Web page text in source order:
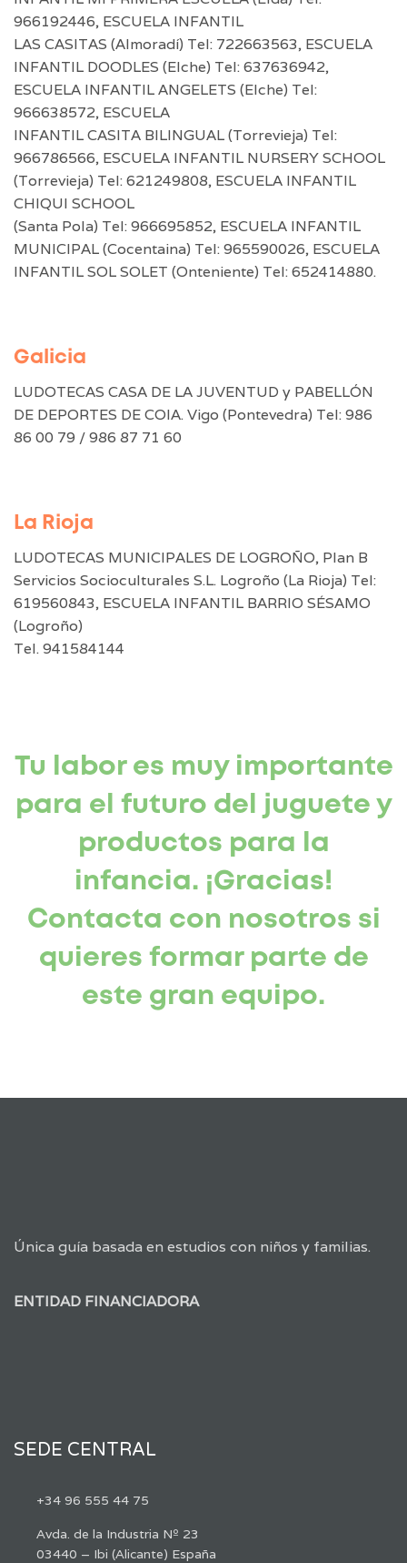
966192446, ESCUELA INFANTIL
LAS CASITAS (Almoradí) Tel: 722663563, ESCUELA
INFANTIL DOODLES (Elche) Tel: 637636942,
ESCUELA INFANTIL ANGELETS (Elche) Tel:
966638572, ESCUELA
INFANTIL CASITA BILINGUAL (Torrevieja) Tel:
966786566, ESCUELA INFANTIL NURSERY SCHOOL
(Torrevieja) Tel: 621249808, ESCUELA INFANTIL
CHIQUI SCHOOL
(Santa Pola) Tel: 966695852, ESCUELA INFANTIL
MUNICIPAL (Cocentaina) Tel: 965590026, ESCUELA
INFANTIL SOL SOLET (Onteniente) Tel: 652414880.
Galicia
LUDOTECAS CASA DE LA JUVENTUD y PABELLÓN
DE DEPORTES DE COIA. Vigo (Pontevedra) Tel: 986
86 00 79 / 986 87 71 60
La Rioja
LUDOTECAS MUNICIPALES DE LOGROÑO, Plan B
Servicios Socioculturales S.L. Logroño (La Rioja) Tel:
619560843, ESCUELA INFANTIL BARRIO SÉSAMO
(Logroño)
Tel. 941584144
Tu labor es muy importante
para el futuro del juguete y
productos para la
infancia. ¡Gracias!
Contacta con nosotros si
quieres formar parte de
este gran equipo.
Única guía basada en estudios con niños y familias.
ENTIDAD FINANCIADORA
SEDE CENTRAL
+34 96 555 44 75
Avda. de la Industria Nº 23
03440 – Ibi (Alicante) España